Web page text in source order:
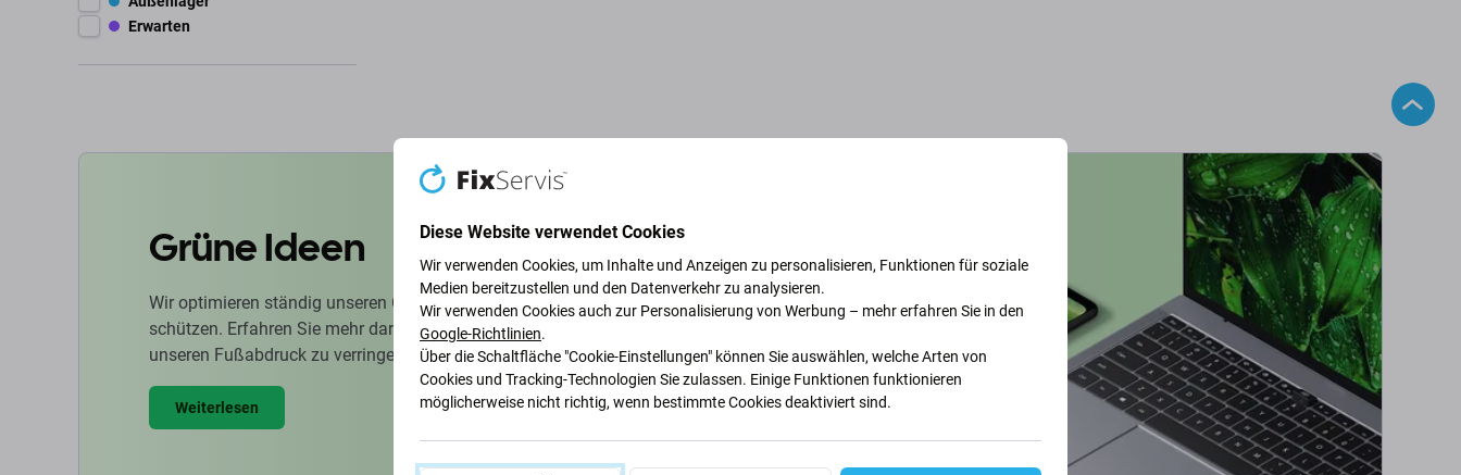
Erwarten
Grüne Ideen
Wir optimieren ständig unseren CO2-Fußabdruck, um unseren Planeten zu
schützen. Erfahren Sie mehr darüber, wie wir unsere Prozesse anpassen, um
unseren Fußabdruck zu verringern.
Weiterlesen
Diese Website verwendet Cookies
Wir verwenden Cookies, um Inhalte und Anzeigen zu personalisieren, Funktionen für soziale
Medien bereitzustellen und den Datenverkehr zu analysieren.
Wir verwenden Cookies auch zur Personalisierung von Werbung – mehr erfahren Sie in den
Google-Richtlinien.
Über die Schaltfläche "Cookie-Einstellungen" können Sie auswählen, welche Arten von
Cookies und Tracking-Technologien Sie zulassen. Einige Funktionen funktionieren
möglicherweise nicht richtig, wenn bestimmte Cookies deaktiviert sind.